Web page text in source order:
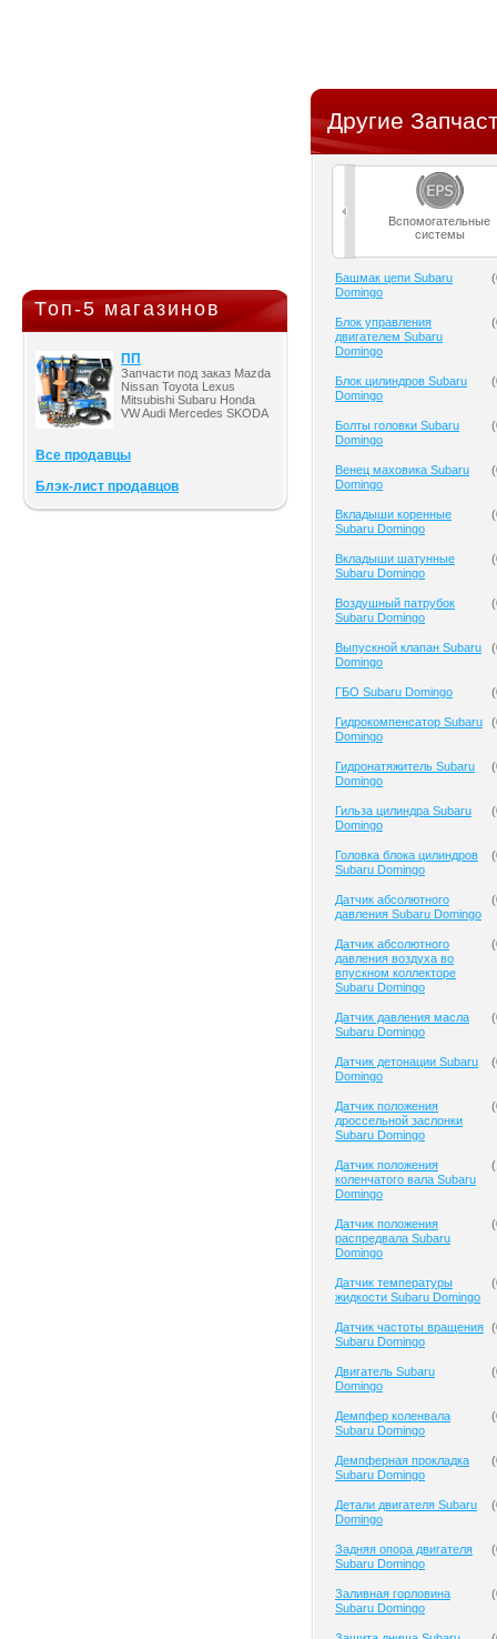
Топ-5 магазинов
ПП
Запчасти под заказ Mazda
Nissan Toyota Lexus
Mitsubishi Subaru Honda
VW Audi Mercedes SKODA
Все продавцы
Блэк-лист продавцов
Другие
Вспомогательные
системы
Башмак цепи Subaru
Domingo
(
Блок управления
двигателем Subaru
Domingo
(
Блок цилиндров Subaru
Domingo
(
Болты головки Subaru
Domingo
(
Венец маховика Subaru
Domingo
(
Вкладыши коренные
Subaru Domingo
(
Вкладыши шатунные
Subaru Domingo
(
Воздушный патрубок
Subaru Domingo
(
Выпускной клапан Subaru
Domingo
(
ГБО Subaru Domingo (
Гидрокомпенсатор Subaru
Domingo
(
Гидронатяжитель Subaru
Domingo
(
Гильза цилиндра Subaru
Domingo
(
Головка блока цилиндров
Subaru Domingo
(
Датчик абсолютного
давления Subaru Domingo
(
Датчик абсолютного
давления воздуха во
впускном коллекторе
Subaru Domingo
(
Датчик давления масла
Subaru Domingo
(
Датчик детонации Subaru
Domingo
(
Датчик положения
дроссельной заслонки
Subaru Domingo
(
Датчик положения
коленчатого вала Subaru
Domingo
(
Датчик положения
распредвала Subaru
Domingo
(
Датчик температуры
жидкости Subaru Domingo
(
Датчик частоты вращения
Subaru Domingo
(
Двигатель Subaru
Domingo
(
Демпфер коленвала
Subaru Domingo
(
Демпферная прокладка
Subaru Domingo
(
Детали двигателя Subaru
Domingo
(
Задняя опора двигателя
Subaru Domingo
(
Заливная горловина
Subaru Domingo
(